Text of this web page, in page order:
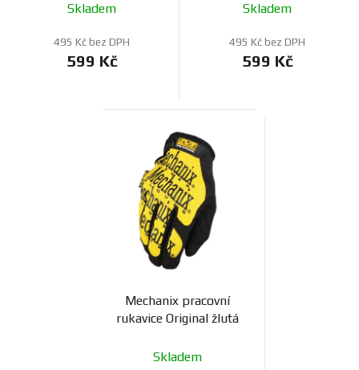
Skladem
495 Kč bez DPH
599 Kč
Skladem
495 Kč bez DPH
599 Kč
Mechanix pracovní
rukavice Original žlutá
Skladem